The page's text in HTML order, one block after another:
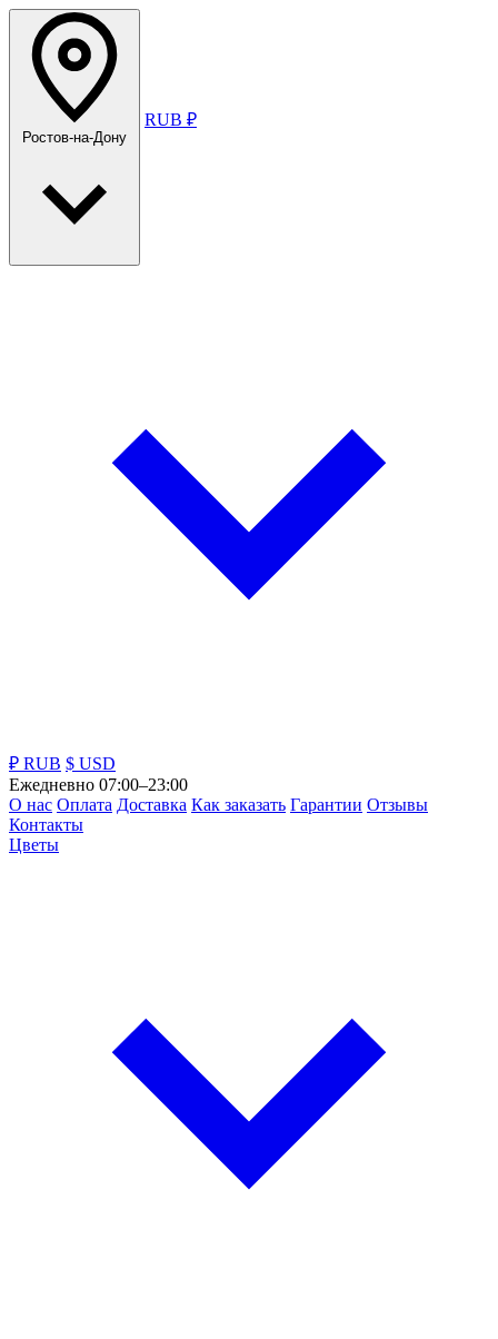
Ростов-на-Дону
RUB ₽
₽ RUB $ USD
Ежедневно 07:00–23:00
О нас Оплата Доставка Как заказать Гарантии Отзывы
Контакты
Цветы